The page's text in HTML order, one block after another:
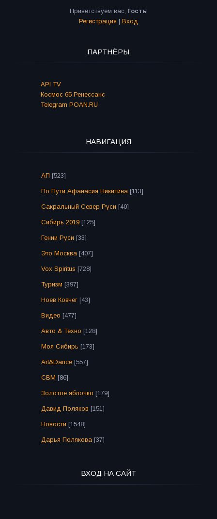
Приветствуем вас, Гость!
Регистрация | Вход
ПАРТНЁРЫ
API TV
Космос 65 Ренессанс
Telegram POAN.RU
НАВИГАЦИЯ
АП [523]
По Пути Афанасия Никитина [113]
Сакральный Север Руси [40]
Сибирь 2019 [125]
Гении Руси [33]
Это Москва [407]
Vox Spiritus [728]
Туризм [397]
Ноев Ковчег [43]
Видео [477]
Авто & Техно [128]
Моя Сибирь [173]
Art&Dance [557]
СВМ [86]
Золотое яблочко [179]
Давид Поляков [151]
Новости [1548]
Дарья Полякова [37]
ВХОД НА САЙТ